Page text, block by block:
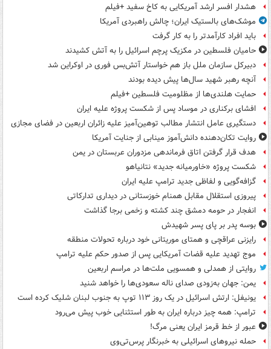
هشدار افسر ارشد آمریکایی به کاخ سفید +فیلم
موشک‌های بالستیک ایران؛ چالش راهبردی آمریکا
باید افراد کارآمدتر را به کار گرفت
حامیان فلسطین در مکزیک پرچم اسرائیل را به آتش کشیدند
دبیرکل سازمان ملل باز هم خواستار آتش‌بس فوری در اوکراین شد
آنچه رهبر شهید سال‌ها پیش دیده بودند
حمایت هلندی‌ها از مظلومیت فلسطین +فیلم
افشای برکناری در موساد پس از شکست پروژه علیه ایران
دستگیری عامل انتشار مطالب توهین‌آمیز علیه زائران اربعین در فضای مجازی
روایت تکان‌دهنده دانش‌آموز مینابی از جنایت آمریکا
هدف قرار گرفتن اتاق‌ فرماندهی مزدوران عربستان در یمن
شکست پروژه «خاورمیانه جدید» نتانیاهو
گزافه‌گویی و لفاظی جدید ترامپ علیه ایران
پیروزی استقلال مقابل همنام خوزستانی در دیداری تدارکاتی
انفجار در حومه دمشق چند کشته و زخمی برجا گذاشت
بوسه‌ پدر بر پای پسر شهیدش
رایزنی عراقچی و همتای موریتانی خود درباره تحولات منطقه
موج تهدید علیه قضات آمریکایی پس از صدور حکم علیه ترامپ
روایتی از همدلی و همسویی ملت‌ها در مراسم اربعین
یمن: جهان به‌زودی صدای ناله سعودی‌ها را خواهد شنید
یونیفل: ارتش اسرائیل در یک روز ۱۱۳ توپ به جنوب لبنان شلیک کرده است
ترامپ: همه چیز درباره ایران به طور استثنایی خوب پیش می‌رود
عبور از خط قرمز ایران یعنی مرگ!
حمله نیروهای اسرائیلی به خبرنگار پرس‌تی‌وی